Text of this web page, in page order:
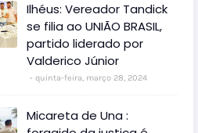
Ilhéus: Vereador Tandick
se filia ao UNIÃO BRASIL,
partido liderado por
Valderico Júnior
quinta-feira, março 28, 2024
Micareta de Una :